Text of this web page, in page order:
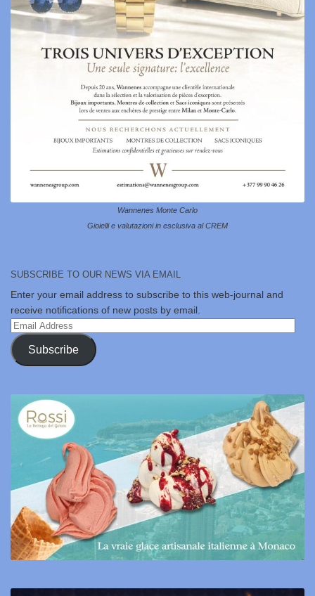
Wannenes Monte Carlo
Gioielli e valutazioni in esclusiva al CREM
SUBSCRIBE TO OUR NEWS VIA EMAIL
Enter your email address to subscribe to this web-journal and
receive notifications of new posts by email.
Email
Address
Subscribe